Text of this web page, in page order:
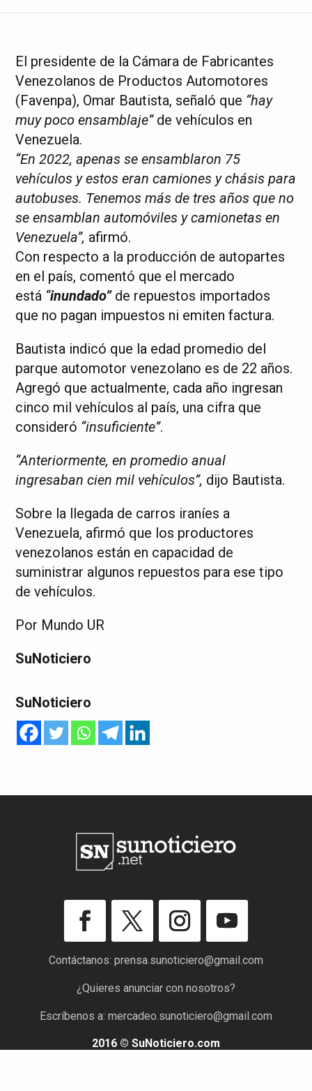
El presidente de la Cámara de Fabricantes
Venezolanos de Productos Automotores
(Favenpa), Omar Bautista, señaló que “hay
muy poco ensamblaje”de vehículos en
Venezuela.
“En 2022, apenas se ensamblaron 75
vehículos y estos eran camiones y chásis para
autobuses. Tenemos más de tres años que no
se ensamblan automóviles y camionetas en
Venezuela”, afirmó.
Con respecto a la producción de autopartes
en el país, comentó que el mercado
está “inundado”de repuestos importados
que no pagan impuestos ni emiten factura.
Bautista indicó que la edad promedio del
parque automotor venezolano es de 22 años.
Agregó que actualmente, cada año ingresan
cinco mil vehículos al país, una cifra que
consideró “insuficiente”.
“Anteriormente, en promedio anual
ingresaban cien mil vehículos”, dijo Bautista.
Sobre la llegada de carros iraníes a
Venezuela, afirmó que los productores
venezolanos están en capacidad de
suministrar algunos repuestos para ese tipo
de vehículos.
Por Mundo UR
SuNoticiero
SuNoticiero
Contáctanos: prensa.sunoticiero@gmail.com
¿Quieres anunciar con nosotros?
Escríbenos a: mercadeo.sunoticiero@gmail.com
2016 © SuNoticiero.com